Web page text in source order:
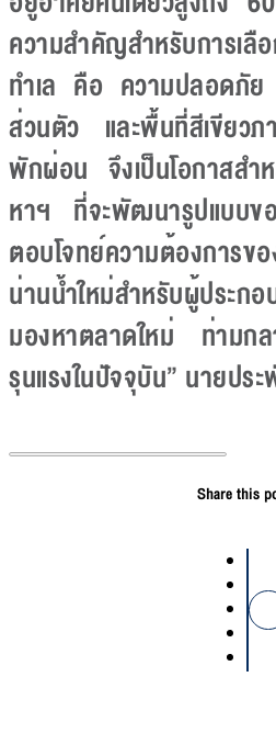
ความสำคัญสำหรับการเลื
ทำเล คือ ความปลอดภัย
ส่วนตัว และพื้นที่สีเขียวภา
พักผ่อน จึงเป็นโอกาสสำ
หาฯ ที่จะพัฒนารูปแบบขอ
ตอบโจทย์ความต้องการ
น่านน้ำใหม่สำหรับผู้ประก
มองหาตลาดใหม่ ท่ามกล
รุนแรงในปัจจุบัน” นายปร
Share this